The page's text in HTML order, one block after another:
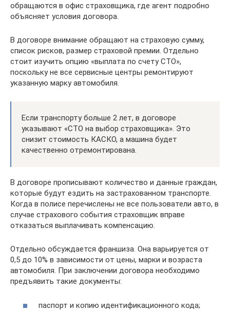
обращаются в офис страховщика, где агент подробно
объясняет условия договора.
В договоре внимание обращают на страховую сумму,
список рисков, размер страховой премии. Отдельно
стоит изучить опцию «выплата по счету СТО»,
поскольку не все сервисные центры ремонтируют
указанную марку автомобиля.
Если транспорту больше 2 лет, в договоре
указывают «СТО на выбор страховщика». Это
снизит стоимость КАСКО, а машина будет
качественно отремонтирована.
В договоре прописывают количество и данные граждан,
которые будут ездить на застрахованном транспорте.
Когда в полисе перечислены не все пользователи авто, в
случае страхового события страховщик вправе
отказаться выплачивать компенсацию.
Отдельно обсуждается франшиза. Она варьируется от
0,5 до 10% в зависимости от цены, марки и возраста
автомобиля. При заключении договора необходимо
предъявить такие документы:
паспорт и копию идентификационного кода;